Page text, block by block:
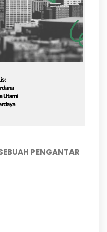
PENGANTAR